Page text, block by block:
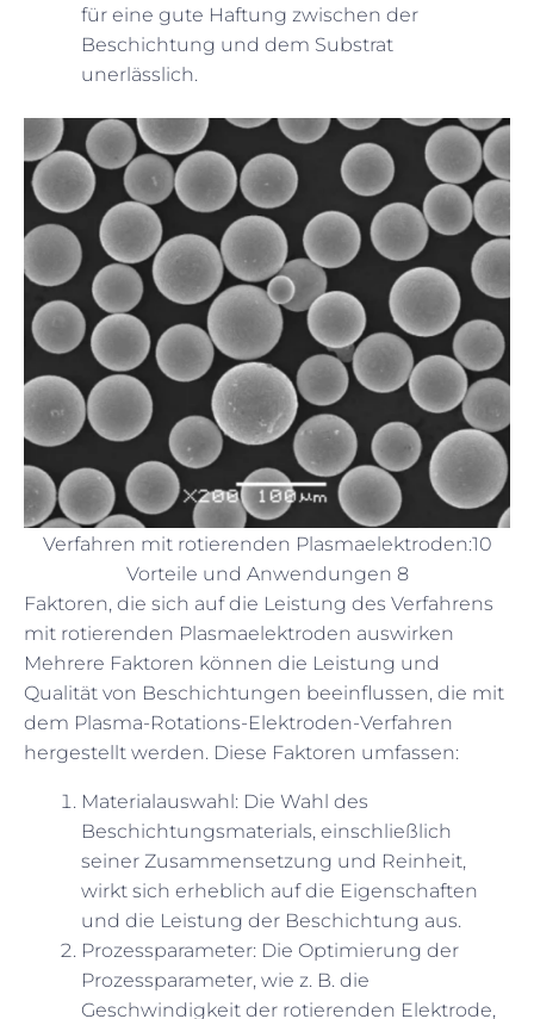
für eine gute Haftung zwischen der
Beschichtung und dem Substrat
unerlässlich.
Verfahren mit rotierenden Plasmaelektroden:10
Vorteile und Anwendungen 8
Faktoren, die sich auf die Leistung des Verfahrens
mit rotierenden Plasmaelektroden auswirken
Mehrere Faktoren können die Leistung und
Qualität von Beschichtungen beeinflussen, die mit
dem Plasma-Rotations-Elektroden-Verfahren
hergestellt werden. Diese Faktoren umfassen:
Materialauswahl: Die Wahl des
Beschichtungsmaterials, einschließlich
seiner Zusammensetzung und Reinheit,
wirkt sich erheblich auf die Eigenschaften
und die Leistung der Beschichtung aus.
Prozessparameter: Die Optimierung der
Prozessparameter, wie z. B. die
Geschwindigkeit der rotierenden Elektrode,